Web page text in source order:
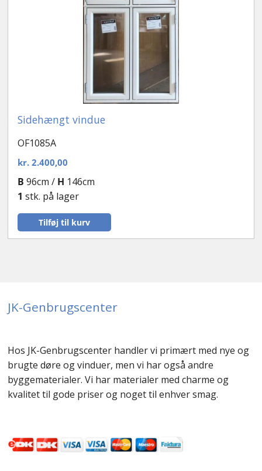
Sidehængt vindue
OF1085A
kr.2.400,00
Tilføj til kurv
B 96cm / H 146cm
1 stk. på lager
JK-Genbrugscenter
Hos JK-Genbrugscenter handler vi primært med nye og
brugte døre og vinduer, men vi har også andre
byggematerialer. Vi har materialer med charme og
kvalitet til gode priser og noget til enhver smag.